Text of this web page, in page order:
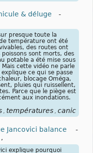
& déluge
-
presque toute la
température ont été
des routes ont
sont morts, des
potable a été mise sous
cette vidéo ne parle
ce qui se passe
blocage Oméga,
pluies qui ruissellent,
Parce que le piège est
aux inondations.
températures canicules
Jancovici balance
-
,
explique pourquoi